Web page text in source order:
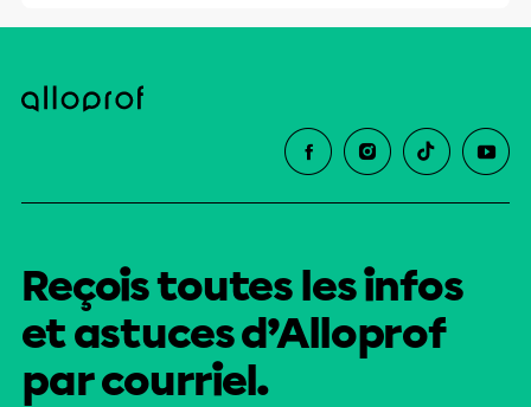
Reçois toutes les infos
et astuces d’Alloprof
par courriel.